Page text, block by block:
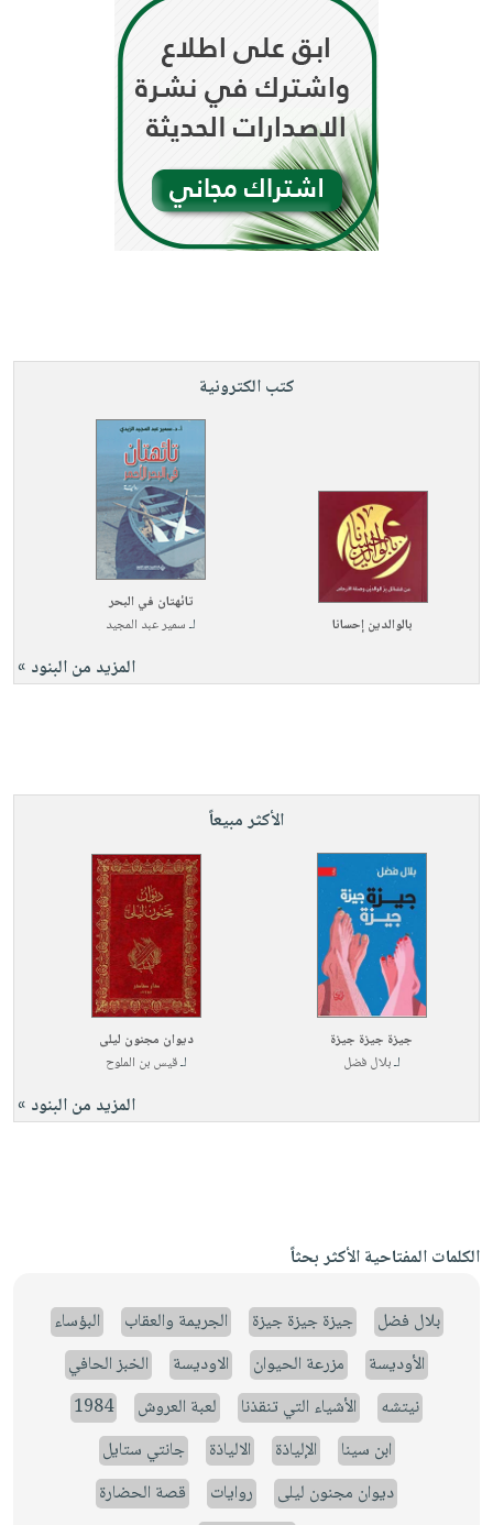
كتب الكترونية
بالوالدين إحسانا
تائهتان في البحر
لـسمير عبد المجيد
المزيد من البنود »
الأكثر مبيعاً
جيزة جيزة جيزة
لـبلال فضل
ديوان مجنون ليلى
لـقيس بن الملوح
المزيد من البنود »
الكلمات المفتاحية الأكثر بحثاً
بلال فضل جيزة جيزة جيزة الجريمة والعقاب
البؤساء
الأوديسة
مزرعة الحيوان الاوديسة
الخبز الحافي
نيتشه
الأشياء التي تنقذنا لعبة العروش
1984
ابن سينا
الإلياذة الالياذة
جانتي ستايل
ديوان مجنون ليلى
روايات
قصة الحضارة